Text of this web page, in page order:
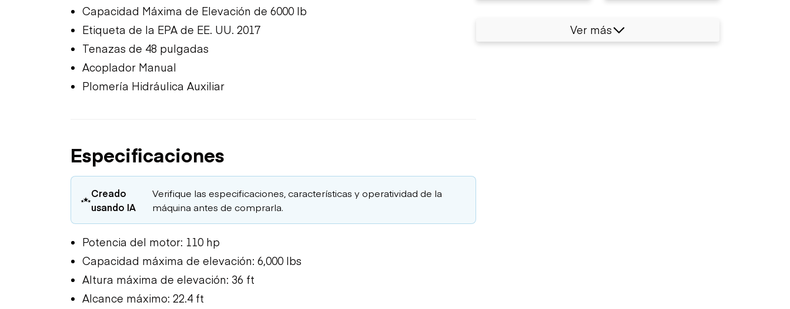
Capacidad Máxima de Elevación de 6000 lb
Etiqueta de la EPA de EE. UU. 2017
Tenazas de 48 pulgadas
Acoplador Manual
Plomería Hidráulica Auxiliar
Especificaciones
Creado
usando IA
Verifique las especificaciones, características y operatividad de la
máquina antes de comprarla.
Potencia del motor: 110 hp
Capacidad máxima de elevación: 6,000 lbs
Altura máxima de elevación: 36 ft
Alcance máximo: 22.4 ft
Ver más